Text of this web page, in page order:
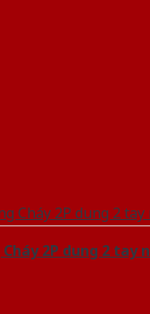
2P dung 2 tay